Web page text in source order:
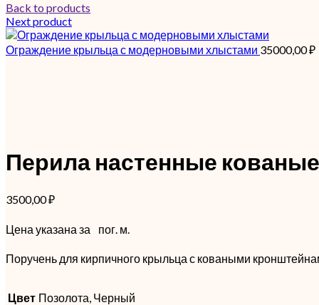
Back to products
Next product
Ограждение крыльца с модерновыми хлыстами 35000,00₽
Перила настенные
3500,00₽
Цена указана за пог. м.
Поручень для кирпичного крыльца с коваными
Цвет Позолота, Черный